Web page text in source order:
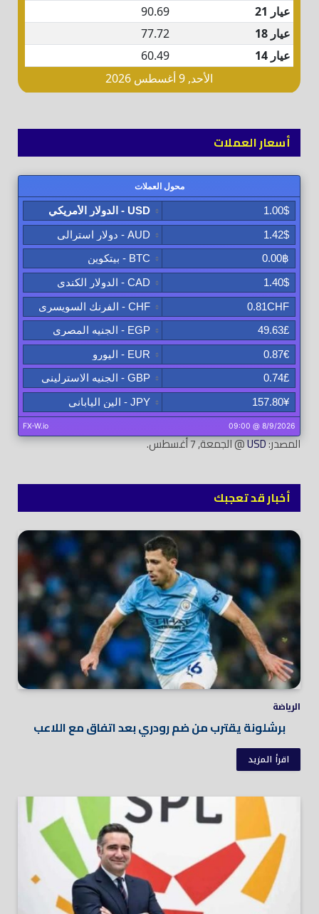
أسعار العملات
المصدر:USD@ الجمعة, 7 أغسطس.
أخبار قد تعجبك
الرياضة
برشلونة يقترب من ضم رودري بعد اتفاق مع اللاعب
اقرأ المزيد